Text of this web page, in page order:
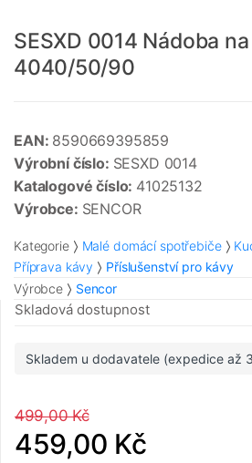
SESXD 0014 Nádoba
4040/50/90
EAN: 8590669395859
Výrobní číslo: SESXD 0014
Katalogové číslo: 41025132
Výrobce: SENCOR
Kategorie Malé domácí spotřebiče
Příprava kávy
Příslušenství pro kávy
Výrobce
Sencor
Skladová dostupnost
Skladem u dodavatele (expedice až
499,00 Kč
459,00 Kč